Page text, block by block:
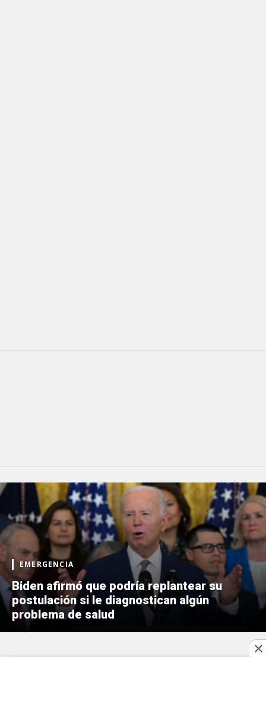
EMERGENCIA
Biden afirmó que podría replantear su
postulación si le diagnostican algún
problema de salud